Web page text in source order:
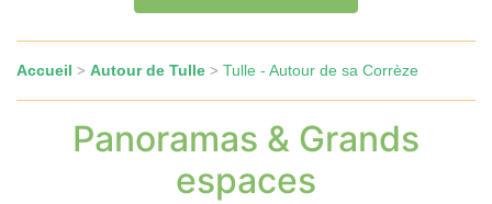
Accueil > Autour de Tulle > Tulle - Autour de sa Corrèze
Panoramas & Grands
espaces